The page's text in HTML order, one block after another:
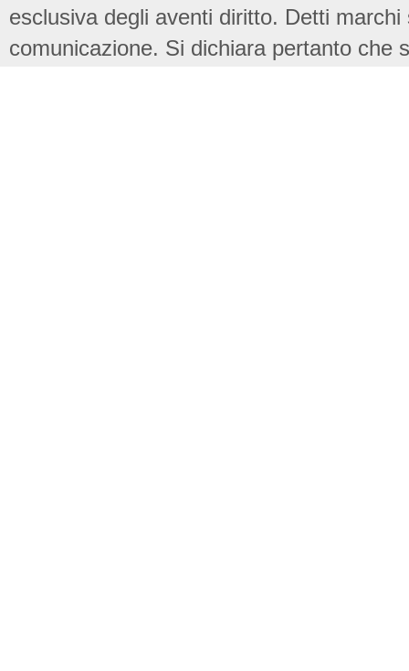
esclusiva degli aventi diritto. Detti
comunicazione. Si dichiara pertanto che